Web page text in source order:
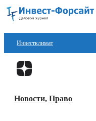
Инвестклимат
Финансы
Блокчейн
Новости, Право